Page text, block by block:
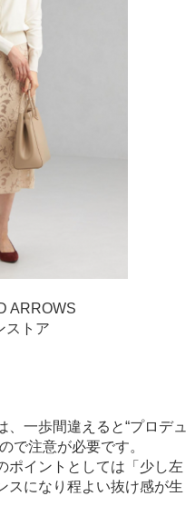
ARROWS
ストア
一歩間違えると“プロデュ
で注意が必要です。
ポイントとしては「少し左
スになり程よい抜け感が生